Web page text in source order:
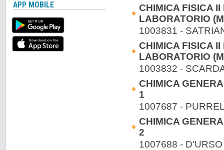
CHIMICA FISICA
LABORATORIO
1003831 -
CHIMICA FISICA
LABORATORIO
1003832 -
CHIMICA
1
1007687 -
CHIMICA
2
1007688 -
APP MOBILE